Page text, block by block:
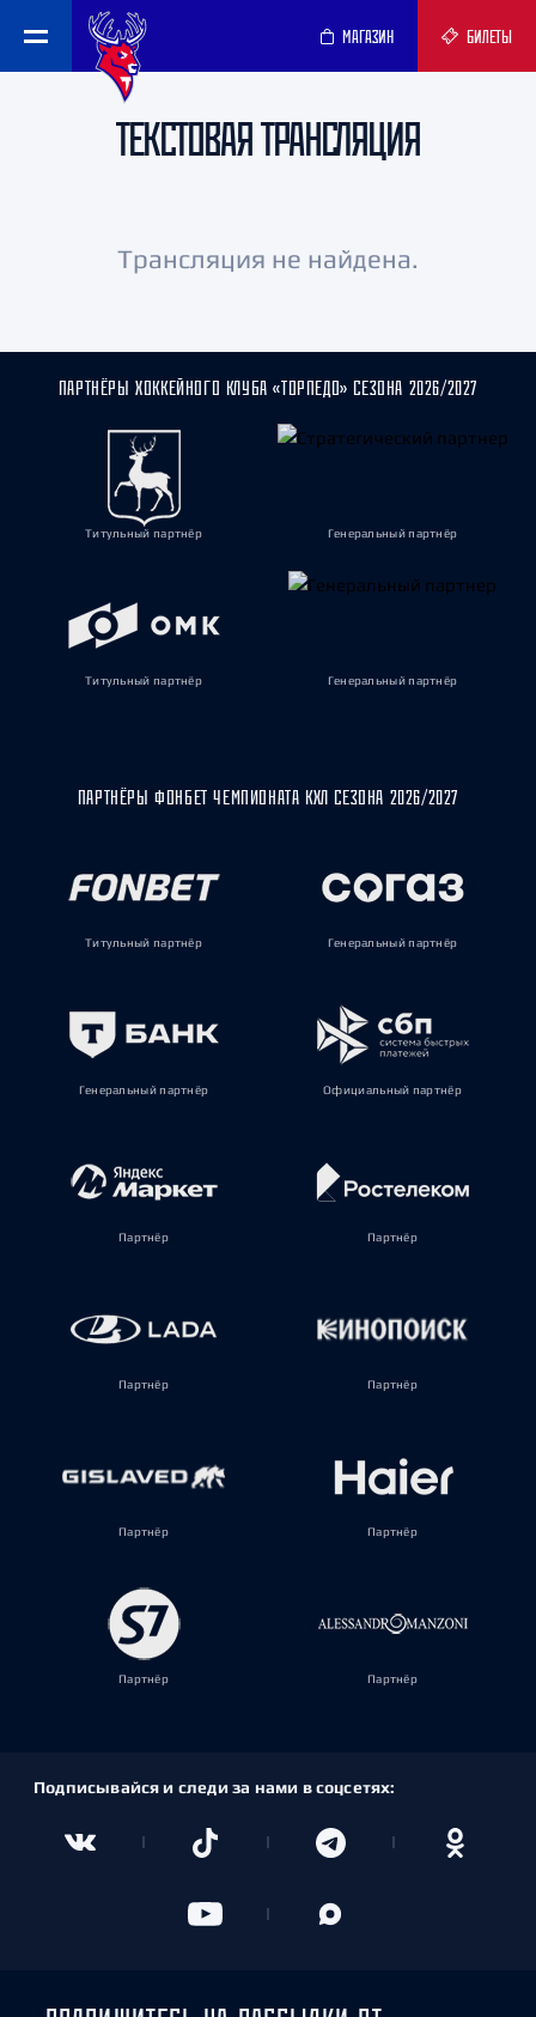
МАГАЗИН БИЛЕТЫ
ТЕКСТОВАЯ ТРАНСЛЯЦИЯ
Трансляция не найдена.
ПАРТНЁРЫ ХОККЕЙНОГО КЛУБА «ТОРПЕДО» СЕЗОНА 2026/2027
Титульный партнёр Генеральный партнёр
Титульный партнёр Генеральный партнёр
ПАРТНЁРЫ ФОНБЕТ ЧЕМПИОНАТА КХЛ СЕЗОНА 2026/2027
Титульный партнёр Генеральный партнёр
Генеральный партнёр Официальный партнёр
Партнёр Партнёр
Партнёр Партнёр
Партнёр Партнёр
Партнёр Партнёр
Подписывайся и следи за нами в соцсетях: